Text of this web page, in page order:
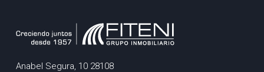
Anabel Segura, 10 28108